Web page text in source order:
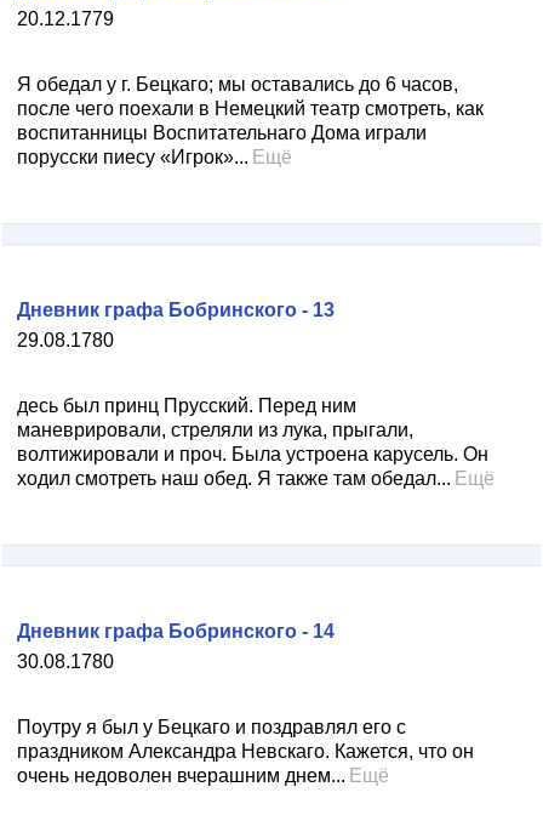
20.12.1779
Я обедал у г. Бецкаго; мы оставались до 6 часов,
после чего поехали в Немецкий театр смотреть, как
воспитанницы Воспитательнаго Дома играли
порусски пиесу «Игрок»... Ещё
29.08.1780
Дневник графа Бобринского - 13
десь был принц Прусский. Перед ним
маневрировали, стреляли из лука, прыгали,
волтижировали и проч. Была устроена карусель. Он
ходил смотреть наш обед. Я также там обедал... Ещё
30.08.1780
Дневник графа Бобринского - 14
Поутру я был у Бецкаго и поздравлял его с
праздником Александра Невскаго. Кажется, что он
очень недоволен вчерашним днем... Ещё